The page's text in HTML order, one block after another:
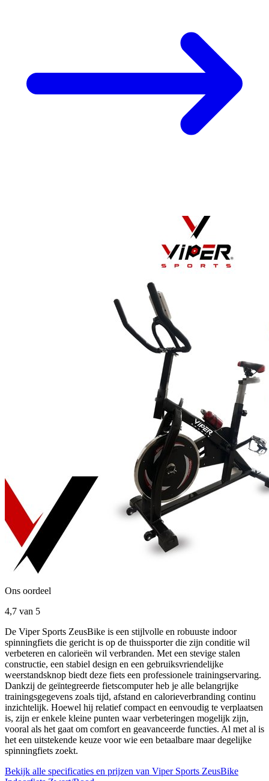
Ons oordeel
4,7 van 5
De Viper Sports ZeusBike is een stijlvolle en robuuste indoor
spinningfiets die gericht is op de thuissporter die zijn conditie wil
verbeteren en calorieën wil verbranden. Met een stevige stalen
constructie, een stabiel design en een gebruiksvriendelijke
weerstandsknop biedt deze fiets een professionele trainingservaring.
Dankzij de geïntegreerde fietscomputer heb je alle belangrijke
trainingsgegevens zoals tijd, afstand en calorieverbranding continu
inzichtelijk. Hoewel hij relatief compact en eenvoudig te verplaatsen
is, zijn er enkele kleine punten waar verbeteringen mogelijk zijn,
vooral als het gaat om comfort en geavanceerde functies. Al met al is
het een uitstekende keuze voor wie een betaalbare maar degelijke
spinningfiets zoekt.
Bekijk alle specificaties en prijzen van Viper Sports ZeusBike